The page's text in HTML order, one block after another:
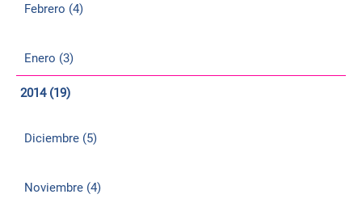
Febrero (4)
Enero (3)
2014 (19)
Diciembre (5)
Noviembre (4)